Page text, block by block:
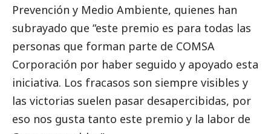
Prevención y Medio Ambiente, quienes han
subrayado que “este premio es para todas las
personas que forman parte de COMSA
Corporación por haber seguido y apoyado esta
iniciativa. Los fracasos son siempre visibles y
las victorias suelen pasar desapercibidas, por
eso nos gusta tanto este premio y la labor de